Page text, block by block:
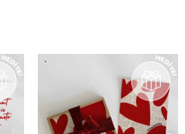
en önemli konu, ekran renk
bir şekilde yapılmış olmasına
monitör kullanımını gerektirmektedir.
monitörlerde düzenli aralıklarla renk
ekrandaki fotoğraf renkleri baskıda en
kullandığımız tüm kağıtlarımız için